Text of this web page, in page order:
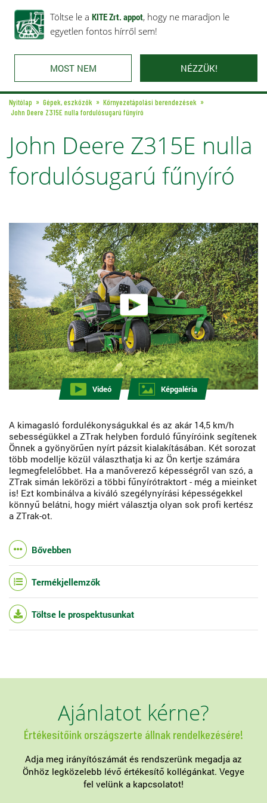
Töltse le a KITE Zrt. appot, hogy ne maradjon le
egyetlen fontos hírről sem!
MOST NEM NÉZZÜK!
Rólunk Ajánlataink Karrier Kapcsolat
Nyitólap Gépek, eszközök
Környezetápolási berendezések
John Deere Z315E nulla fordulósugarú fűnyíró
John Deere Z315E nulla
fordulósugarú fűnyíró
Videó Képgaléria
A kimagasló fordulékonyságukkal és az akár 14,5 km/h
sebességükkel a ZTrak helyben forduló fűnyíróink segítenek
Önnek a gyönyörűen nyírt pázsit kialakításában. Két sorozat
több modellje közül választhatja ki az Ön kertje számára
legmegfelelőbbet. Ha a manőverező képességről van szó, a
ZTrak simán lekörözi a többi fűnyírótraktort - még a mieinket
is! Ezt kombinálva a kiváló szegélynyírási képességekkel
könnyű belátni, hogy miért választja olyan sok profi kertész
a ZTrak-ot.
Bővebben
Termékjellemzők
Töltse le prospektusunkat
Ajánlatot kérne?
Értékesítőink országszerte állnak rendelkezésére!
Adja meg irányítószámát és rendszerünk megadja az
Önhöz legközelebb lévő értékesítő kollégánkat. Vegye
fel velünk a kapcsolatot!